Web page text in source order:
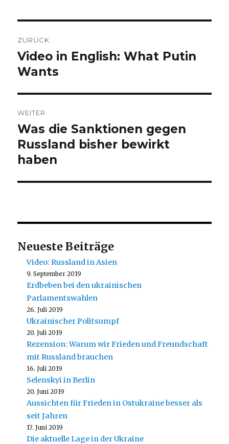
ZURÜCK
Vorheriger
Beitrag:
Video in English: What Putin
Wants
WEITER
Nächster
Beitrag:
Was die Sanktionen gegen
Russland bisher bewirkt
haben
Neueste Beiträge
Video: Russland in Asien
9. September 2019
Erdbeben bei den ukrainischen
Parlamentswahlen
26. Juli 2019
Ukrainischer Politsumpf
20. Juli 2019
Rezension: Warum wir Frieden und Freundschaft
mit Russland brauchen
16. Juli 2019
Selenskyi in Berlin
20. Juni 2019
Aussichten für Frieden in Ostukraine besser als
seit Jahren
17. Juni 2019
Die aktuelle Lage in der Ukraine